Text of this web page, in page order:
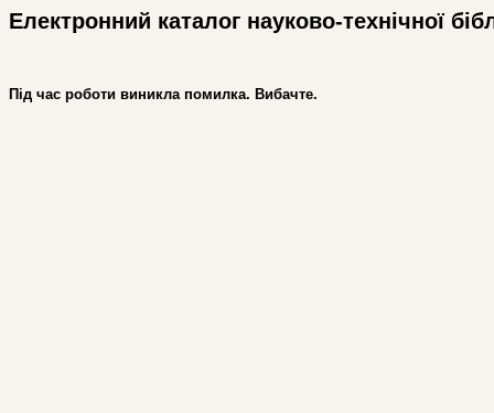
Електронний каталог науково-технічної
Під час роботи виникла помилка. Вибачте.